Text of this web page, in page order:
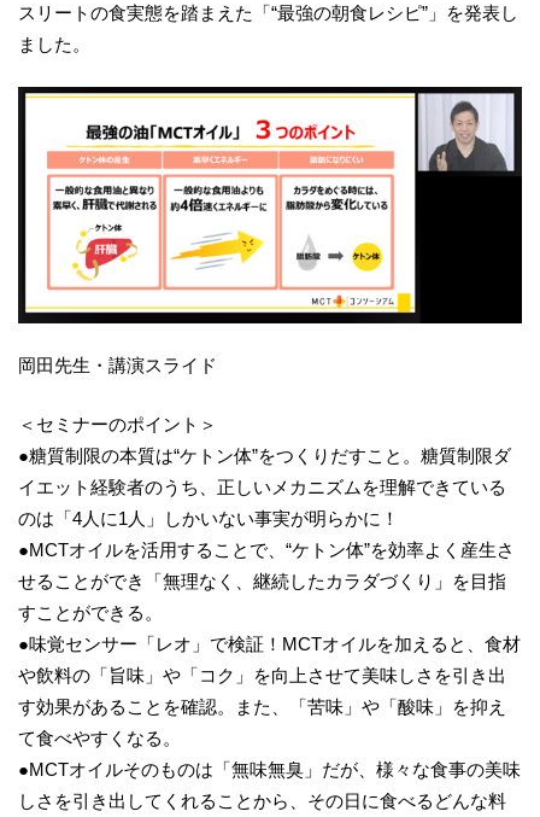
スリートの食実態を踏まえた「“最強の朝食レシピ”」を発表し
ました。
岡田先生・講演スライド
＜セミナーのポイント＞
●糖質制限の本質は“ケトン体”をつくりだすこと。糖質制限ダ
イエット経験者のうち、正しいメカニズムを理解できている
のは「4人に1人」しかいない事実が明らかに！
●MCTオイルを活用することで、“ケトン体”を効率よく産生さ
せることができ「無理なく、継続したカラダづくり」を目指
すことができる。
●味覚センサー「レオ」で検証！MCTオイルを加えると、食材
や飲料の「旨味」や「コク」を向上させて美味しさを引き出
す効果があることを確認。また、「苦味」や「酸味」を抑え
て食べやすくなる。
●MCTオイルそのものは「無味無臭」だが、様々な食事の美味
しさを引き出してくれることから、その日に食べるどんな料